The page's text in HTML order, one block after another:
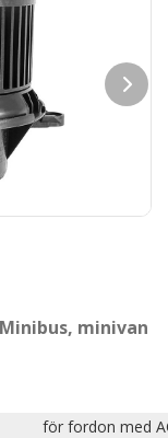
Minibus, minivan
för fordon med